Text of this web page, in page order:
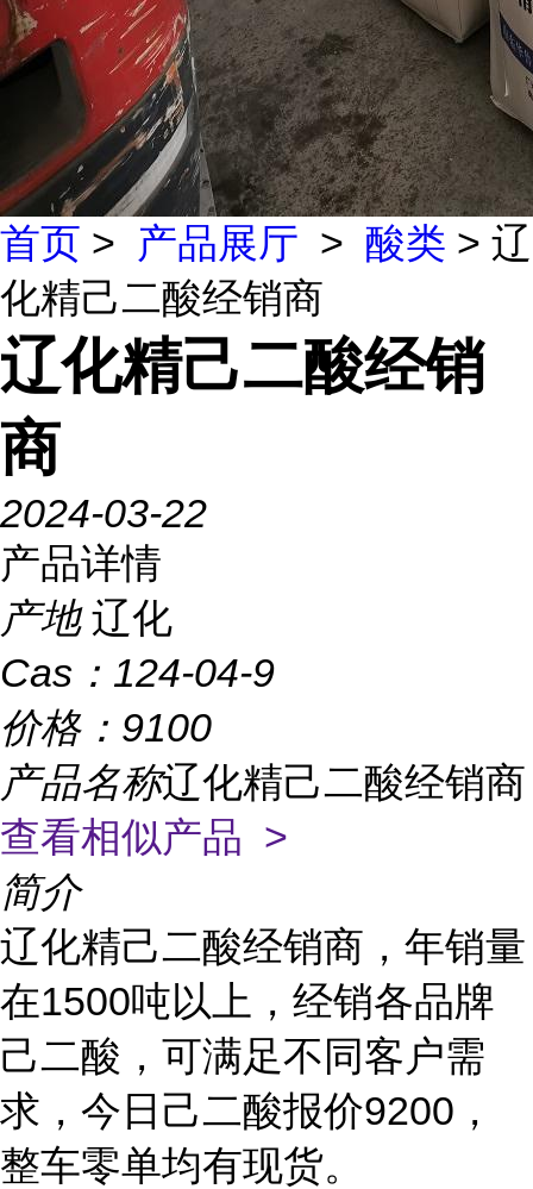
首页 > 产品展厅 > 酸类 > 辽
化精己二酸经销商
辽化精己二酸经销
商
2024-03-22
产品详情
产地 辽化
Cas： 124-04-9
价格： 9100
产品名称辽化精己二酸经销商
查看相似产品 >
简介
辽化精己二酸经销商，年销量
在1500吨以上，经销各品牌
己二酸，可满足不同客户需
求，今日己二酸报价9200，
整车零单均有现货。